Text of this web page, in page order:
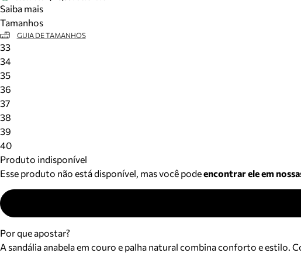
Saiba mais
Tamanhos
GUIA DE TAMANHOS
33
34
35
36
37
38
39
40
Produto indisponível
Esse produto não está disponível, mas você podeencontrar ele em
Por que apostar?
A sandália anabela em couro e palha natural combina conforto e estilo.